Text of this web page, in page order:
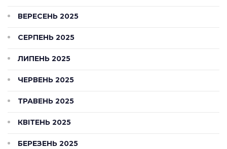
ВЕРЕСЕНЬ 2025
СЕРПЕНЬ 2025
ЛИПЕНЬ 2025
ЧЕРВЕНЬ 2025
ТРАВЕНЬ 2025
КВІТЕНЬ 2025
БЕРЕЗЕНЬ 2025